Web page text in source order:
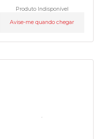
Produto Indisponível
Avise-me quando chegar